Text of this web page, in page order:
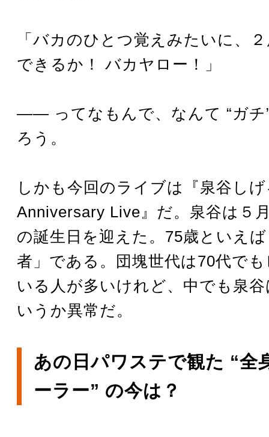
「バカのひとつ覚えみたいに、
できるか！ バカヤロー！」
―― ってなもんで、なんて “ガチ
ろう。
しかも今回のライブは『泉谷し
Anniversary Live』だ。泉谷は５
の誕生日を迎えた。75歳といえ
者」である。団塊世代は70代で
いる人が多いけれど、中でも泉
いうか異常だ。
あの日パワステで観た “全
ーラー” の今は？